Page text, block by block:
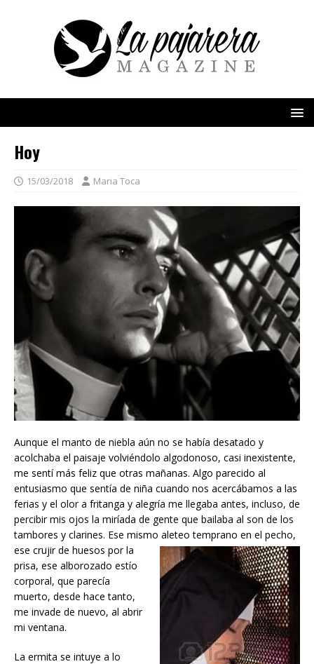
Hoy
15/03/2018 Maria Toca
Aunque el manto de niebla aún no se había desatado y
acolchaba el paisaje volviéndolo algodonoso, casi inexistente,
me sentí más feliz que otras mañanas. Algo parecido al
entusiasmo que sentía de niña cuando nos acercábamos a las
ferias y el olor a fritanga y alegría me llegaba antes, incluso, de
percibir mis ojos la miríada de gente que bailaba al son de los
tambores y clarines. Ese mismo aleteotemprano en el pecho,
ese crujir de huesos por la
prisa, ese alborozado estío
corporal, que parecía
muerto, desde hace tanto,
me invade de nuevo, al abrir
mi ventana.
La ermita se intuye a lo